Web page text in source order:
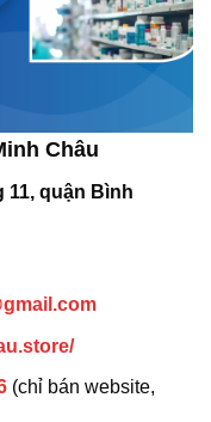
Châu
11, quận Bình
(chỉ bán website,